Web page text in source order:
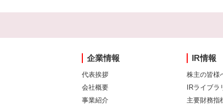
企業情報
代表挨拶
会社概要
事業紹介
IR情報
株主の皆様
IRライブラ
主要財務指